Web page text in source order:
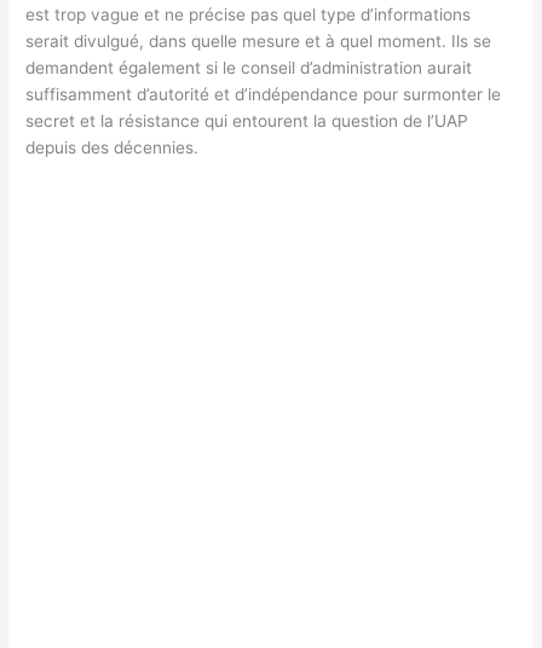
est trop vague et ne précise pas quel type d’informations
serait divulgué, dans quelle mesure et à quel moment. Ils se
demandent également si le conseil d’administration aurait
suffisamment d’autorité et d’indépendance pour surmonter le
secret et la résistance qui entourent la question de l’UAP
depuis des décennies.